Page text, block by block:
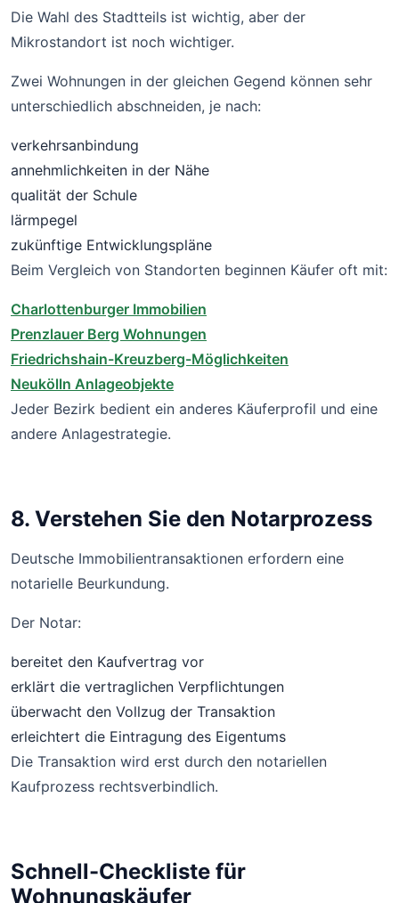
Die Wahl des Stadtteils ist wichtig, aber der
Mikrostandort ist noch wichtiger.
Zwei Wohnungen in der gleichen Gegend können sehr
unterschiedlich abschneiden, je nach:
verkehrsanbindung
annehmlichkeiten in der Nähe
qualität der Schule
lärmpegel
zukünftige Entwicklungspläne
Beim Vergleich von Standorten beginnen Käufer oft mit:
Charlottenburger Immobilien
Prenzlauer Berg Wohnungen
Friedrichshain-Kreuzberg-Möglichkeiten
Neukölln Anlageobjekte
Jeder Bezirk bedient ein anderes Käuferprofil und eine
andere Anlagestrategie.
8. Verstehen Sie den Notarprozess
Deutsche Immobilientransaktionen erfordern eine
notarielle Beurkundung.
Der Notar:
bereitet den Kaufvertrag vor
erklärt die vertraglichen Verpflichtungen
überwacht den Vollzug der Transaktion
erleichtert die Eintragung des Eigentums
Die Transaktion wird erst durch den notariellen
Kaufprozess rechtsverbindlich.
Schnell-Checkliste für
Wohnungskäufer